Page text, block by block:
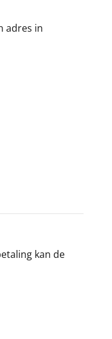
adres in
kan de